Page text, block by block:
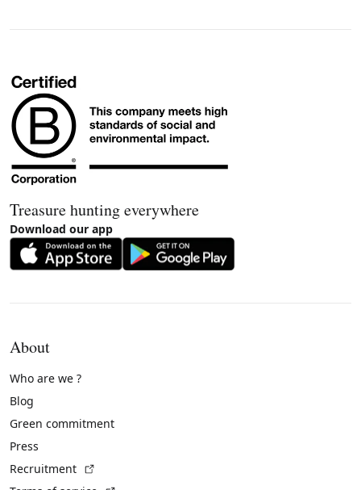
Treasure hunting everywhere
Download our app
About
Who are we ?
Blog
Green commitment
Press
Recruitment